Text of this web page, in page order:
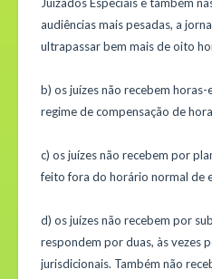
Juizados Especiais e também
audiências mais pesadas, a
ultrapassar bem mais de oito
b) os juízes não recebem
regime de compensação de
c) os juízes não recebem por
feito fora do horário normal de
d) os juízes não recebem por
respondem por duas, às vezes
jurisdicionais. Também não